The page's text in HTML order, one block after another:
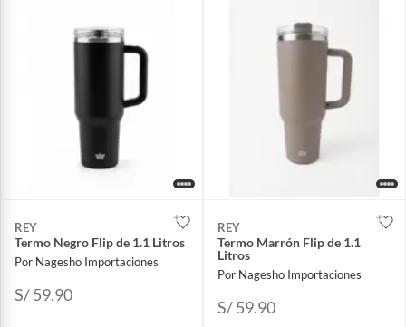
REY
Termo Negro Flip de 1.1 Litros
Por Nagesho Importaciones
S/ 59.90
REY
Termo Marrón Flip de 1.1
Litros
Por Nagesho Importaciones
S/ 59.90